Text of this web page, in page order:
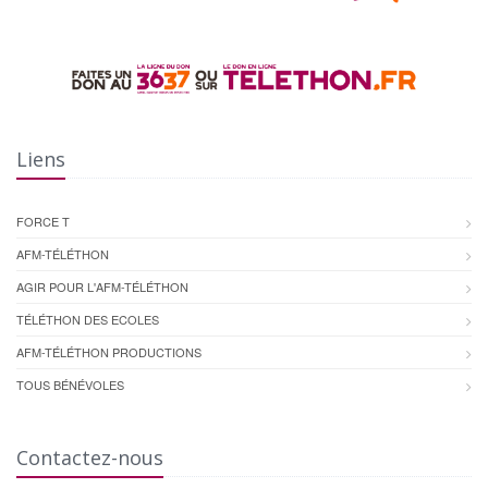
Liens
FORCE T
AFM-TÉLÉTHON
AGIR POUR L'AFM-TÉLÉTHON
TÉLÉTHON DES ECOLES
AFM-TÉLÉTHON PRODUCTIONS
TOUS BÉNÉVOLES
Contactez-nous